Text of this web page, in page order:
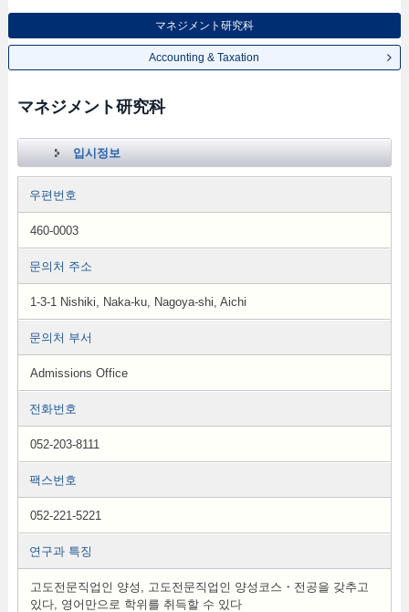
マネジメント研究科
Accounting & Taxation
マネジメント研究科
입시정보
우편번호
460-0003
문의처 주소
1-3-1 Nishiki, Naka-ku, Nagoya-shi, Aichi
문의처 부서
Admissions Office
전화번호
052-203-8111
팩스번호
052-221-5221
연구과 특징
고도전문직업인 양성, 고도전문직업인 양성코스・전공을 갖추고
있다, 영어만으로 학위를 취득할 수 있다